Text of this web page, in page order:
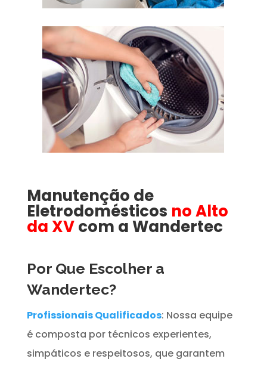
Manutenção de
Eletrodomésticos no Alto
da XVcom a Wandertec
Por Que Escolher a
Wandertec?
Profissionais Qualificados: Nossa equipe
é composta por técnicos experientes,
simpáticos e respeitosos, que garantem